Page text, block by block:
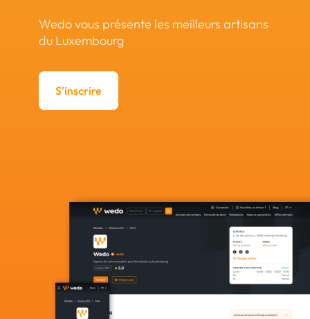
Wedo vous présente les meilleurs artisans
du Luxembourg
S'inscrire